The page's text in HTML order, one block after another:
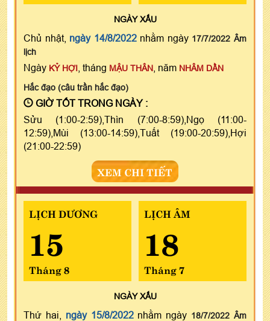
NGÀYXẤU
Chủ nhật, ngày 14/8/2022nhằm ngày 17/7/2022 Âm
lịch
Ngày KỶ HỢI , tháng MẬU THÂN , năm NHÂM DẦN
Hắc đạo (câu trần hắc đạo)
GIỜ TỐT TRONG NGÀY :
Sửu (1:00-2:59),Thìn (7:00-8:59),Ngọ (11:00-
12:59),Mùi (13:00-14:59),Tuất (19:00-20:59),Hợi
(21:00-22:59)
XEM CHI TIẾT
LỊCH DƯƠNG
15
Tháng 8
LỊCH ÂM
18
Tháng 7
NGÀYXẤU
Thứ hai, ngày 15/8/2022nhằm ngày 18/7/2022 Âm